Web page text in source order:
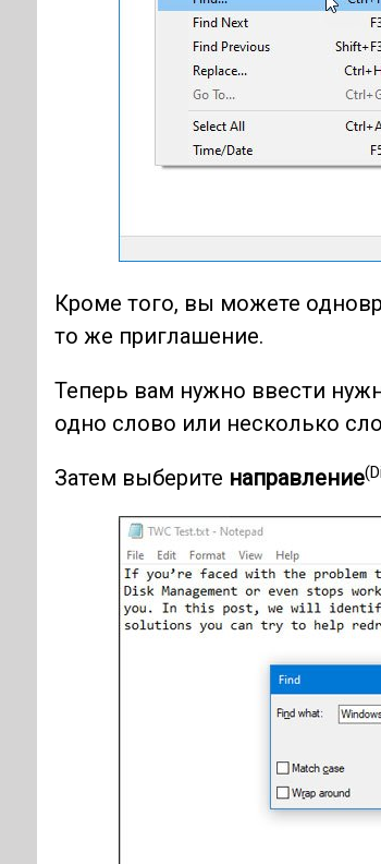
Кроме того, вы можете
то же приглашение.
Теперь вам нужно ввести
одно слово или несколько
Затем выберите направление